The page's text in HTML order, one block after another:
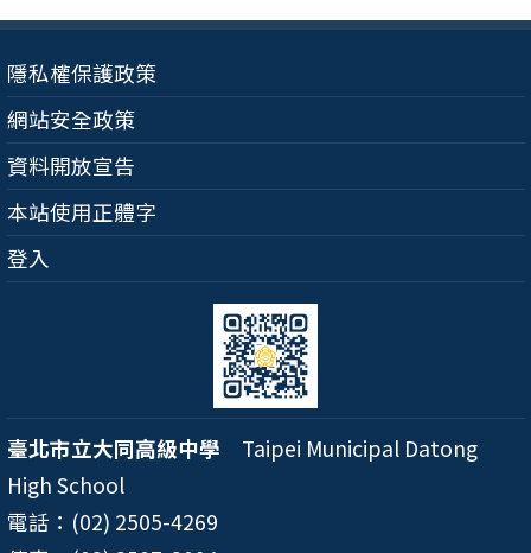
隱私權保護政策
網站安全政策
資料開放宣告
本站使用正體字
登入
臺北市立大同高級中學 Taipei Municipal Datong
High School
電話：(02) 2505-4269